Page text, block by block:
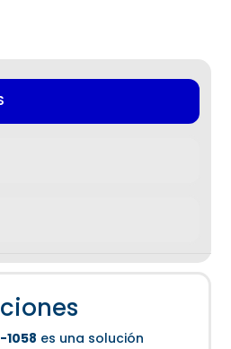
1058 es una solución